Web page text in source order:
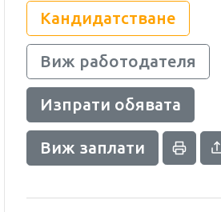
Кандидатстване
Виж работодателя
Изпрати обявата
Виж заплати